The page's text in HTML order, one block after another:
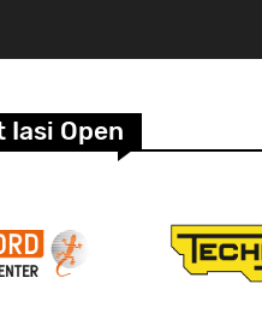
Iasi Open